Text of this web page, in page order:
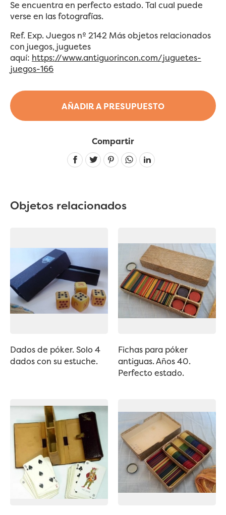
AÑADIR A PRESUPUESTO
Se encuentra en perfecto estado. Tal cual puede
verse en las fotografías.
Ref. Exp. Juegos nº 2142 Más objetos relacionados
con juegos, juguetes
aquí: https://www.antiguorincon.com/juguetes-
juegos-166
Compartir
Linkedin
Objetos relacionados
Dados de póker. Solo 4
dados con su estuche.
Fichas para póker
antiguas. Años 40.
Perfecto estado.